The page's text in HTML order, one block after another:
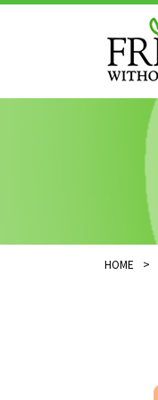
HOME >